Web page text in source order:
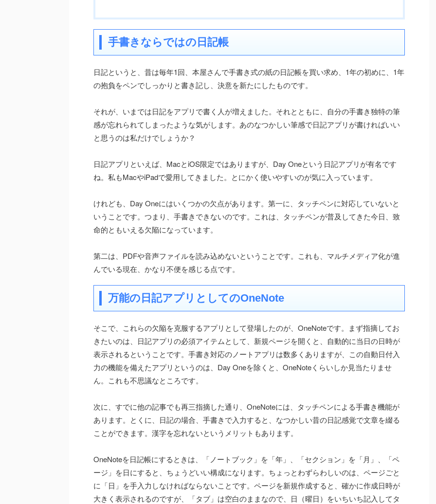
手書きならではの日記帳
日記というと、昔は毎年1回、本屋さんで手書き式の紙の日記帳を買い求め、1年の初めに、1年
の抱負をペンでしっかりと書き記し、決意を新たにしたものです。
それが、いまでは日記をアプリで書く人が増えました。それとともに、自分の手書き独特の筆
感が忘れられてしまったような気がします。あのなつかしい筆感で日記アプリが書ければいい
と思うのは私だけでしょうか？
日記アプリといえば、MacとiOS限定ではありますが、Day Oneという日記アプリが有名です
ね。私もMacやiPadで愛用してきました。とにかく使いやすいのが気に入っています。
けれども、Day Oneにはいくつかの欠点があります。第一に、タッチペンに対応していないと
いうことです。つまり、手書きできないのです。これは、タッチペンが普及してきた今日、致
命的ともいえる欠陥になっています。
第二は、PDFや音声ファイルを読み込めないということです。これも、マルチメディア化が進
んでいる現在、かなり不便を感じる点です。
万能の日記アプリとしてのOneNote
そこで、これらの欠陥を克服するアプリとして登場したのが、OneNoteです。まず指摘してお
きたいのは、日記アプリの必須アイテムとして、新規ページを開くと、自動的に当日の日時が
表示されるということです。手書き対応のノートアプリは数多くありますが、この自動日付入
力の機能を備えたアプリというのは、Day Oneを除くと、OneNoteくらいしか見当たりませ
ん。これも不思議なところです。
次に、すでに他の記事でも再三指摘した通り、OneNoteには、タッチペンによる手書き機能が
あります。とくに、日記の場合、手書きで入力すると、なつかしい昔の日記感覚で文章を綴る
ことができます。漢字を忘れないというメリットもあります。
OneNoteを日記帳にするときは、「ノートブック」を「年」、「セクション」を「月」、「ペ
ージ」を日にすると、ちょうどいい構成になります。ちょっとわずらわしいのは、ページごと
に「日」を手入力しなければならないことです。ページを新規作成すると、確かに作成日時が
大きく表示されるのですが、「タブ」は空白のままなので、日（曜日）をいちいち記入してタ